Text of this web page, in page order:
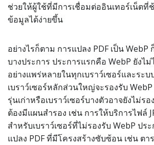
ช่วยให้ผู้ใช้ที่มีการเชื่อมต่ออินเทอร์เน็ตที่
ข้อมูลได้ง่ายขึ้น
อย่างไรก็ตาม การแปลง PDF เป็น
บางประการ ประการแรกคือ WebP ยังไ
อย่างแพร่หลายในทุกเบราว์เซอร์และระ
เบราว์เซอร์หลักส่วนใหญ่จะรองรับ WebP
รุ่นเก่าหรือเบราว์เซอร์บางตัวอาจยังไม่ร
ต้องมีแผนสำรอง เช่น การให้บริการไฟล์
สำหรับเบราว์เซอร์ที่ไม่รองรับ WebP ปร
แปลง PDF ที่มีโครงสร้างซับซ้อน เช่น ตา